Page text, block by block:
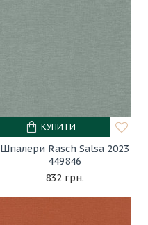
Шпалери Rasch Salsa 2023
449846
832 грн.
КУПИТИ